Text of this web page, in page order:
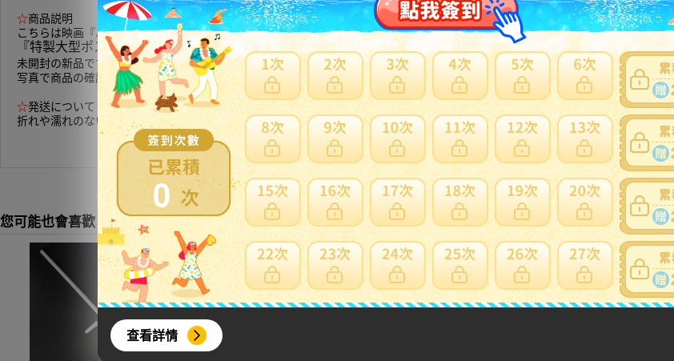
0
查看詳情
☆商品説明
こちらは映画『ハン・ソロ／スター・ウォーズ・ストーリー』入場者特典として手に入れた
『特製大型ポストカード』になります。
未開封の新品です。
写真で商品の確認をして頂きご不明な点などあれば質問よりお気軽にお尋ね下さい。
☆発送について
折れや濡れのないように梱包をさせて頂きます。
您可能也會喜歡